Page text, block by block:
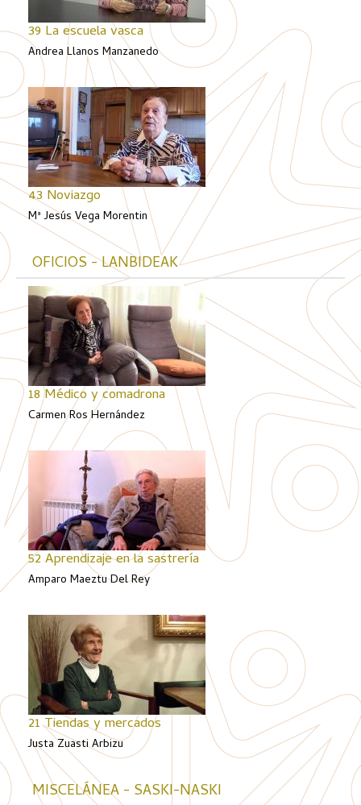
39 La escuela vasca
Andrea Llanos Manzanedo
43 Noviazgo
Mª Jesús Vega Morentin
OFICIOS - LANBIDEAK
18 Médico y comadrona
Carmen Ros Hernández
52 Aprendizaje en la sastrería
Amparo Maeztu Del Rey
21 Tiendas y mercados
Justa Zuasti Arbizu
MISCELÁNEA - SASKI-NASKI